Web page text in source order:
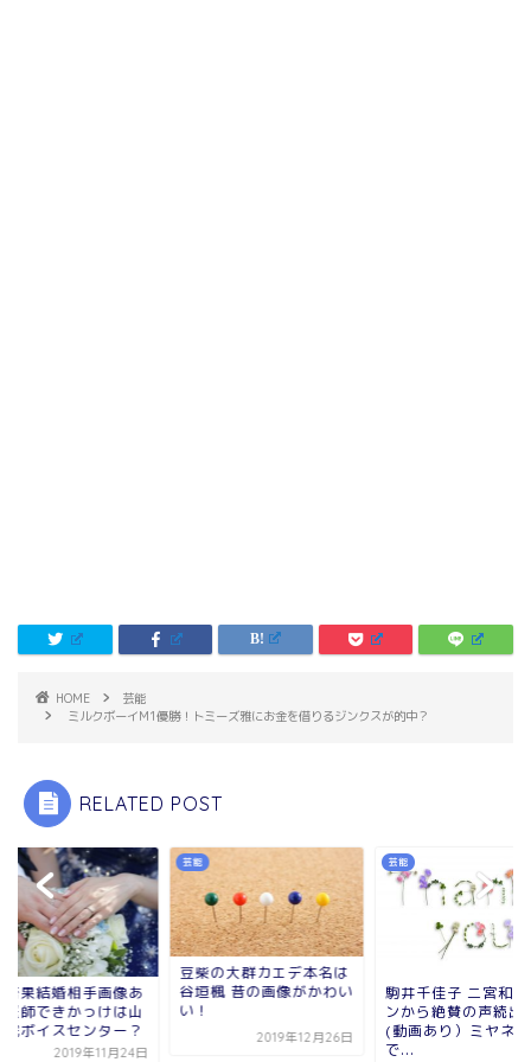
HOME
芸能
ミルクボーイM1優勝！トミーズ雅にお金を借りるジンクスが的中？
RELATED POST
の大群カエデ本名は
楓 昔の画像がかわい
2019年12月26日
芸能
駒井千佳子 二宮和也ファ
ンから絶賛の声続出！
(動画あり）ミヤネ屋
芸能
有安杏果結婚相手画
り！医師できかっけ
王病院ボイスセンタ